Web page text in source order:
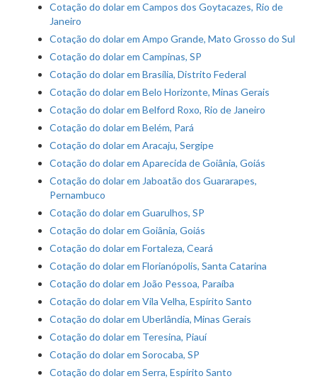
Cotação do dolar em Campos dos Goytacazes, Rio de
Janeiro
Cotação do dolar em Ampo Grande, Mato Grosso do Sul
Cotação do dolar em Campinas, SP
Cotação do dolar em Brasília, Distrito Federal
Cotação do dolar em Belo Horizonte, Minas Gerais
Cotação do dolar em Belford Roxo, Rio de Janeiro
Cotação do dolar em Belém, Pará
Cotação do dolar em Aracaju, Sergipe
Cotação do dolar em Aparecida de Goiânia, Goiás
Cotação do dolar em Jaboatão dos Guararapes,
Pernambuco
Cotação do dolar em Guarulhos, SP
Cotação do dolar em Goiânia, Goiás
Cotação do dolar em Fortaleza, Ceará
Cotação do dolar em Florianópolis, Santa Catarina
Cotação do dolar em João Pessoa, Paraíba
Cotação do dolar em Vila Velha, Espírito Santo
Cotação do dolar em Uberlândia, Minas Gerais
Cotação do dolar em Teresina, Piauí
Cotação do dolar em Sorocaba, SP
Cotação do dolar em Serra, Espírito Santo